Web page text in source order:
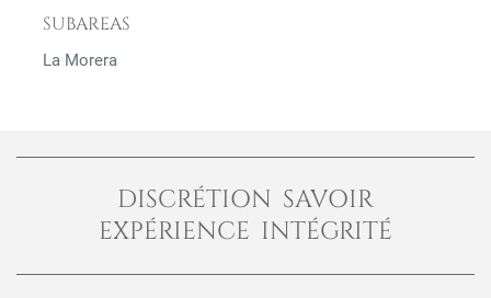
SUBAREAS
La Morera
DISCRÉTION SAVOIR
EXPÉRIENCE INTÉGRITÉ